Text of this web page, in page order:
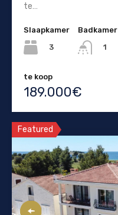
te…
Slaapkamer
3
Badkamer
1
te koop
189.000€
Featured